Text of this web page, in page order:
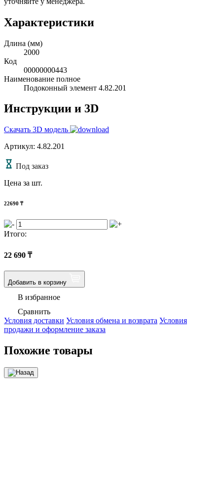
Характеристики
Длина (мм)
2000
Код
00000000443
Наименование полное
Подоконный элемент 4.82.201
Инструкции и 3D
Скачать 3D модель
Артикул: 4.82.201
Под заказ
Цена за шт.
22690 ₸
Итого:
22 690 ₸
Добавить в корзину
В избранное
Сравнить
Условия доставки Условия обмена и возврата Условия
продажи и оформление заказа
Похожие товары